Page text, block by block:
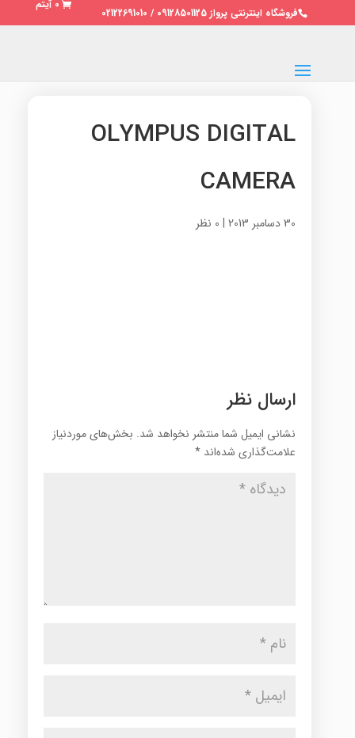
فروشگاه اینترنتی پرواز 09128501125 / 02122691010
0 آیتم
OLYMPUS DIGITAL
CAMERA
30 دسامبر 2013 | 0 نظر
ارسال نظر
نشانی ایمیل شما منتشر نخواهد شد. بخش‌های موردنیاز
علامت‌گذاری شده‌اند *